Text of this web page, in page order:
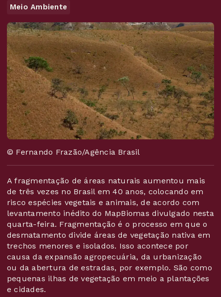
Meio Ambiente
© Fernando Frazão/Agência Brasil
A fragmentação de áreas naturais aumentou mais
de três vezes no Brasil em 40 anos, colocando em
risco espécies vegetais e animais, de acordo com
levantamento inédito do MapBiomas divulgado nesta
quarta-feira. Fragmentação é o processo em que o
desmatamento divide áreas de vegetação nativa em
trechos menores e isolados. Isso acontece por
causa da expansão agropecuária, da urbanização
ou da abertura de estradas, por exemplo. São como
pequenas ilhas de vegetação em meio a plantações
e cidades.